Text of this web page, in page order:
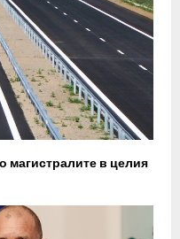
магистралите в целия